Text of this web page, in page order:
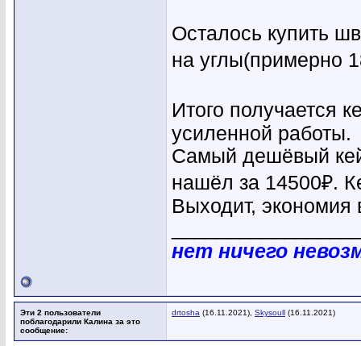
Осталось купить
на углы(примерно
Итого получается
усиленной работы.
Самый дешёвый
нашёл за 14500₽.
Выходит, экономия
нет ничего
Эти 2 пользователи
поблагодарили Калина за это
сообщение:
drtosha (16.11.2021), Skysoull (16.11.2021)